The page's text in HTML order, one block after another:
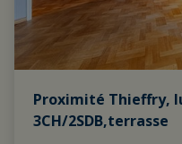
Proximité Thieffry,
3CH/2SDB,terrasse